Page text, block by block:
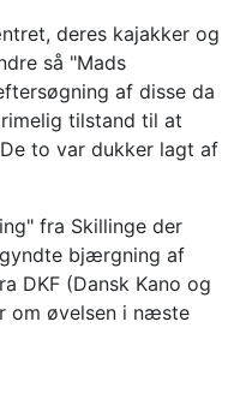
deres kajakker og
så "Mads
af disse da
tilstand til at
to var dukker lagt af
fra Skillinge der
bjærgning af
DKF (Dansk Kano og
om øvelsen i næste